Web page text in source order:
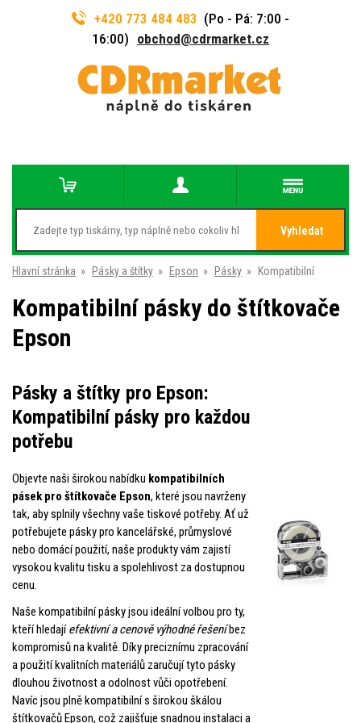
+420 773 484 483 (Po - Pá: 7:00 -
16:00) obchod@cdrmarket.cz
Vyhledat
Hlavní stránka » Pásky a štítky » Epson » Pásky » Kompatibilní
Kompatibilní pásky do štítkovače
Epson
Pásky a štítky pro Epson:
Kompatibilní pásky pro každou
potřebu
Objevte naši širokou nabídku kompatibilních
pásek pro štítkovače Epson, které jsou navrženy
tak, aby splnily všechny vaše tiskové potřeby. Ať už
potřebujete pásky pro kancelářské, průmyslové
nebo domácí použití, naše produkty vám zajistí
vysokou kvalitu tisku a spolehlivost za dostupnou
cenu.
Naše kompatibilní pásky jsou ideální volbou pro ty,
kteří hledajíefektivní a cenově výhodné řešeníbez
kompromisů na kvalitě. Díky preciznímu zpracování
a použití kvalitních materiálů zaručují tyto pásky
dlouhou životnost a odolnost vůči opotřebení.
Navíc jsou plně kompatibilní s širokou škálou
štítkovačů Epson, což zajišťuje snadnou instalaci a